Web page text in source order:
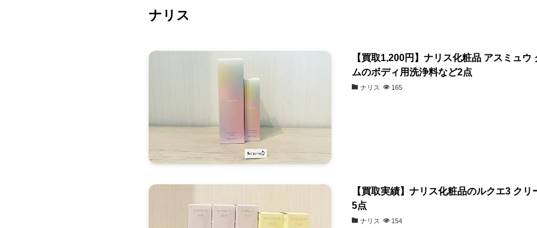
ナリス
【買取1,200円】ナリス化粧品 アスミュ
ムのボディ用洗浄料など2点
ナリス 165
【買取実績】ナリス化粧品のルクエ3 ク
5点
ナリス 154